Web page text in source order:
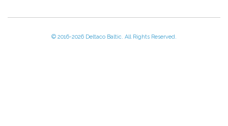
© 2016-2026 Deltaco Baltic. All Rights Reserved.